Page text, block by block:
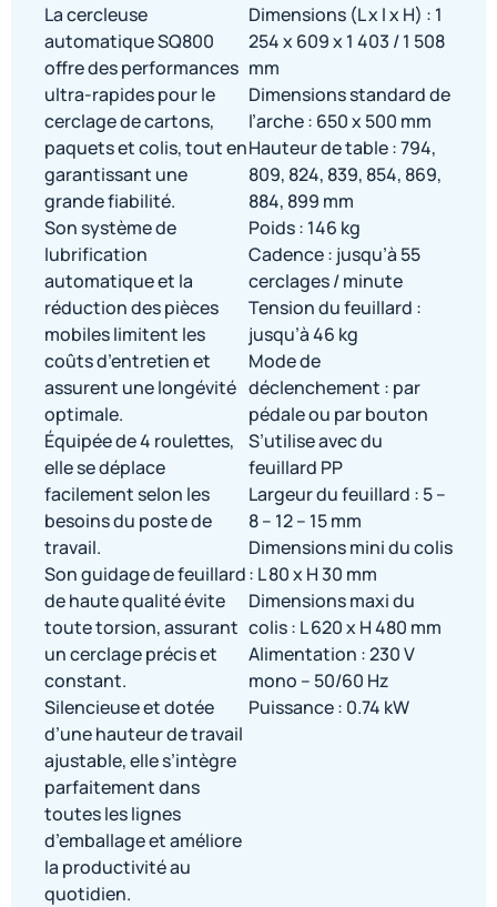
La cercleuse
automatique SQ800
offre des performances
ultra-rapides pour le
cerclage de cartons,
paquets et colis, tout en
garantissant une
grande fiabilité.
Son système de
lubrification
automatique et la
réduction des pièces
mobiles limitent les
coûts d’entretien et
assurent une longévité
optimale.
Équipée de 4 roulettes,
elle se déplace
facilement selon les
besoins du poste de
travail.
Son guidage de feuillard
de haute qualité évite
toute torsion, assurant
un cerclage précis et
constant.
Silencieuse et dotée
d’une hauteur de travail
ajustable, elle s’intègre
parfaitement dans
toutes les lignes
d’emballage et améliore
la productivité au
quotidien.
Dimensions (L x l x H) : 1
254 x 609 x 1 403 / 1 508
mm
Dimensions standard de
l’arche : 650 x 500 mm
Hauteur de table : 794,
809, 824, 839, 854, 869,
884, 899 mm
Poids : 146 kg
Cadence : jusqu’à 55
cerclages / minute
Tension du feuillard :
jusqu’à 46 kg
Mode de
déclenchement : par
pédale ou par bouton
S’utilise avec du
feuillard PP
Largeur du feuillard : 5 –
8 – 12 – 15 mm
Dimensions mini du colis
: L 80 x H 30 mm
Dimensions maxi du
colis : L 620 x H 480 mm
Alimentation : 230 V
mono – 50/60 Hz
Puissance : 0.74 kW